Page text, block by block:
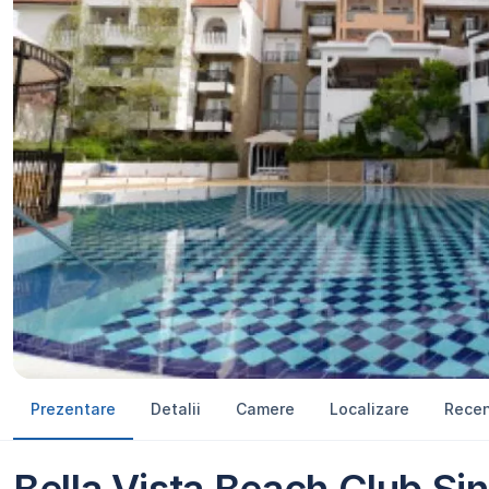
Prezentare Detalii Camere Localizare